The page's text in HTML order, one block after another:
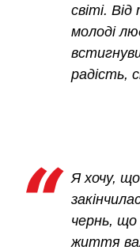
світі.
молоді
радість,
Я хочу,
чернь,
життя